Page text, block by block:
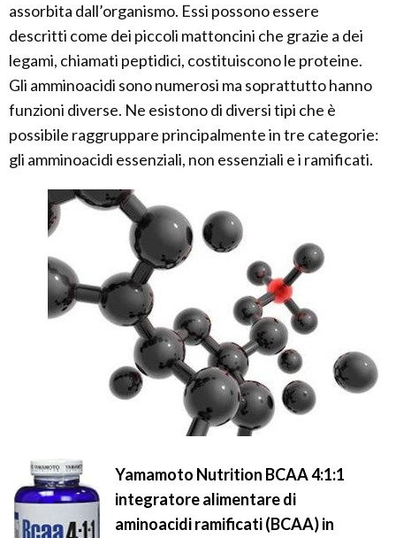
assorbita dall’organismo. Essi possono essere
descritti come dei piccoli mattoncini che grazie a dei
legami, chiamati peptidici, costituiscono le proteine.
Gli amminoacidi sono numerosi ma soprattutto hanno
funzioni diverse. Ne esistono di diversi tipi che è
possibile raggruppare principalmente in tre categorie:
gli amminoacidi essenziali, non essenziali e i ramificati.
Yamamoto Nutrition BCAA 4:1:1
integratore alimentare di
aminoacidi ramificati (BCAA) in